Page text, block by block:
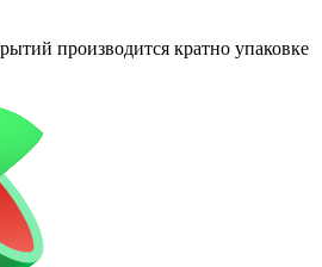
производится кратно упаковке